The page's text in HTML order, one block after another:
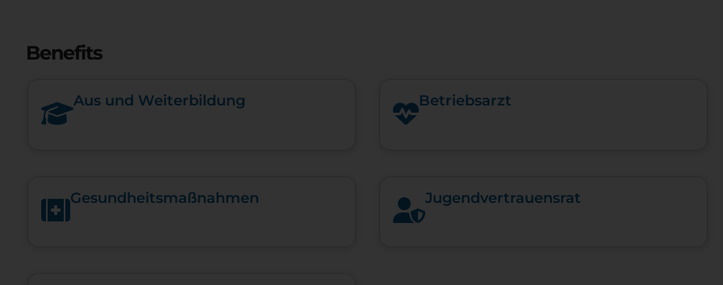
Benefits
Aus und Weiterbildung Betriebsarzt
Gesundheits­maßnahmen Jugendvertrauensrat